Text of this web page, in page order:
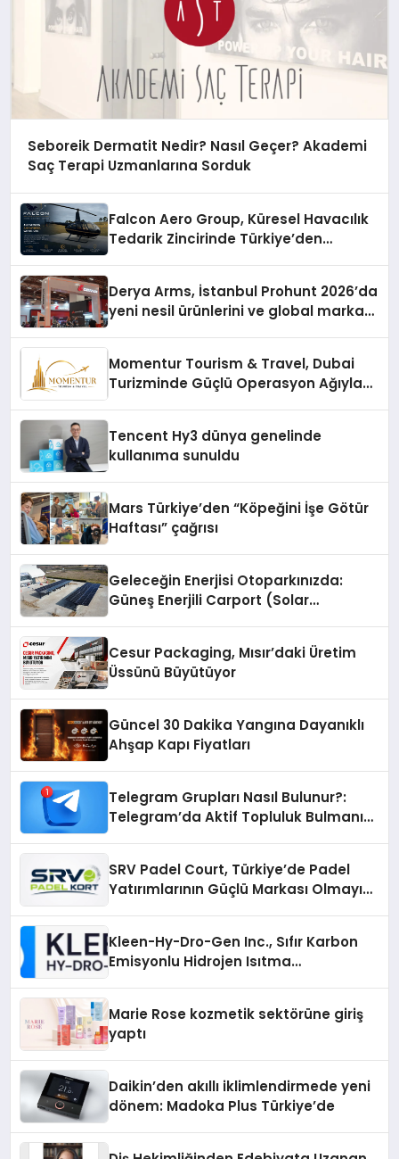
Seboreik Dermatit Nedir? Nasıl Geçer? Akademi
Saç Terapi Uzmanlarına Sorduk
Falcon Aero Group, Küresel Havacılık
Tedarik Zincirinde Türkiye’den
Derya Arms, İstanbul Prohunt 2026’da
yeni nesil ürünlerini ve global marka
Momentur Tourism & Travel, Dubai
Turizminde Güçlü Operasyon Ağıyla
Tencent Hy3 dünya genelinde
kullanıma sunuldu
Mars Türkiye’den “Köpeğini İşe Götür
Haftası” çağrısı
Geleceğin Enerjisi Otoparkınızda:
Güneş Enerjili Carport (Solar
Cesur Packaging, Mısır’daki Üretim
Üssünü Büyütüyor
Güncel 30 Dakika Yangına Dayanıklı
Ahşap Kapı Fiyatları
Telegram Grupları Nasıl Bulunur?:
Telegram’da Aktif Topluluk Bulmanın
SRV Padel Court, Türkiye’de Padel
Yatırımlarının Güçlü Markası Olmayı
Kleen-Hy-Dro-Gen Inc., Sıfır Karbon
Emisyonlu Hidrojen Isıtma
Marie Rose kozmetik sektörüne giriş
yaptı
Daikin’den akıllı iklimlendirmede yeni
dönem: Madoka Plus Türkiye’de